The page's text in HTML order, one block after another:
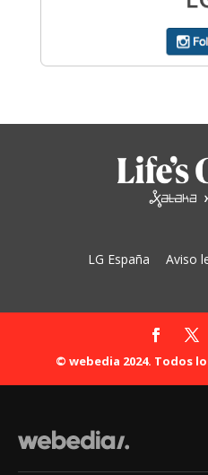
LG España Aviso
© webedia 2024. Todos